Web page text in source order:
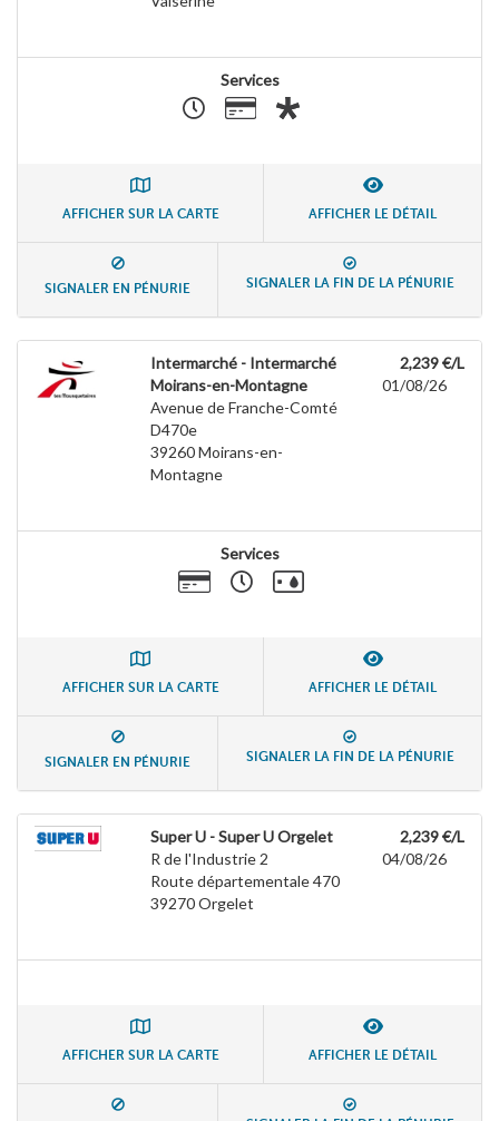
Services
AFFICHER SUR LA CARTE AFFICHER LE DÉTAIL
SIGNALER EN PÉNURIE SIGNALER LA FIN DE LA PÉNURIE
Intermarché - Intermarché
Moirans-en-Montagne
Avenue de Franche-Comté
D470e
39260Moirans-en-
Montagne
2,239 €/L
01/08/26
Services
AFFICHER SUR LA CARTE AFFICHER LE DÉTAIL
SIGNALER EN PÉNURIE SIGNALER LA FIN DE LA PÉNURIE
Super U - Super U Orgelet
R de l'Industrie 2
Route départementale 470
39270Orgelet
2,239 €/L
04/08/26
AFFICHER SUR LA CARTE AFFICHER LE DÉTAIL